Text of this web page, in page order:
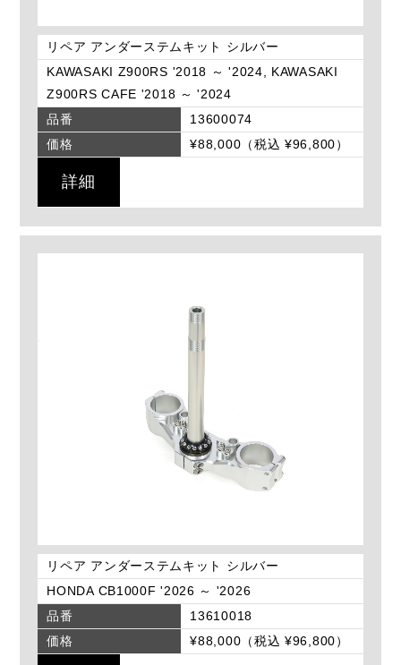
リペア アンダーステムキット シルバー
KAWASAKI Z900RS '2018 ～ '2024, KAWASAKI
Z900RS CAFE '2018 ～ '2024
品番
13600074
価格
¥88,000（税込 ¥96,800）
詳細
リペア アンダーステムキット シルバー
HONDA CB1000F '2026 ～ '2026
品番
13610018
価格
¥88,000（税込 ¥96,800）